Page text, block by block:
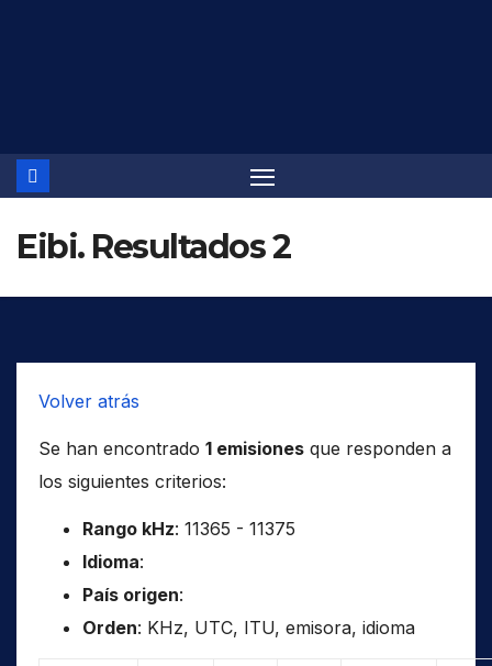
Eibi. Resultados 2
Volver atrás
Se han encontrado 1 emisiones que responden a
los siguientes criterios:
Rango kHz: 11365 - 11375
Idioma:
País origen:
Orden: KHz, UTC, ITU, emisora, idioma